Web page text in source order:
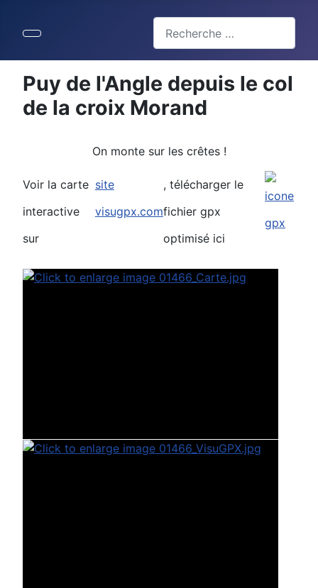
Type 2 or more characters for
Puy de l'Angle depuis le col
de la croix Morand
On monte sur les crêtes !
Voir la carte
interactive
sur
site
visugpx.com
, télécharger le
fichier gpx
optimisé ici